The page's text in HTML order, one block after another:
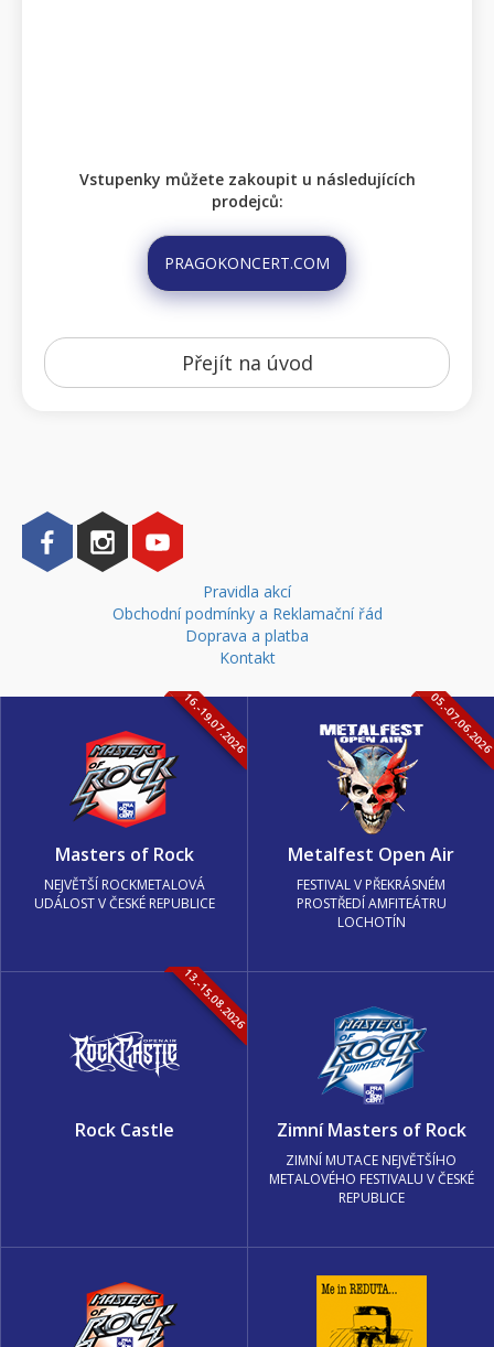
Vstupenky můžete zakoupit u následujících
prodejců:
PRAGOKONCERT.COM
Přejít na úvod
Pravidla akcí
Obchodní podmínky a Reklamační řád
Doprava a platba
Kontakt
16.-19.07.2026
Masters of Rock
NEJVĚTŠÍ ROCKMETALOVÁ
UDÁLOST V ČESKÉ REPUBLICE
05.-
Metalfest Open Air
FESTIVAL V PŘEKRÁSNÉM
PROSTŘEDÍ AMFITEÁTRU
LOCHOTÍN
13.-15.08.2026
Rock Castle Zimní Masters of Rock
ZIMNÍ MUTACE NEJVĚTŠÍHO
METALOVÉHO FESTIVALU V ČESKÉ
REPUBLICE